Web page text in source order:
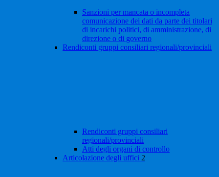
Sanzioni per mancata o incompleta
comunicazione dei dati da parte dei titolari
di incarichi politici, di amministrazione, di
direzione o di governo
Rendiconti gruppi consiliari regionali/provinciali
Rendiconti gruppi consiliari
regionali/provinciali
Atti degli organi di controllo
Articolazione degli uffici 2